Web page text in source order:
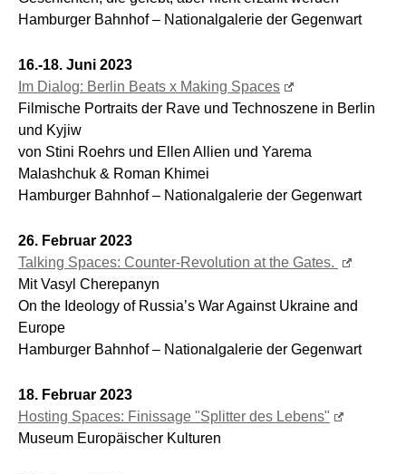
Hamburger Bahnhof – Nationalgalerie der Gegenwart
16.-18. Juni 2023
Im Dialog: Berlin Beats x Making Spaces
Filmische Portraits der Rave und Technoszene in Berlin
und Kyjiw
von Stini Roehrs und Ellen Allien und Yarema
Malashchuk & Roman Khimei
Hamburger Bahnhof – Nationalgalerie der Gegenwart
26. Februar 2023
Talking Spaces: Counter-Revolution at the Gates.
Mit Vasyl Cherepanyn
On the Ideology of Russia’s War Against Ukraine and
Europe
Hamburger Bahnhof – Nationalgalerie der Gegenwart
18. Februar 2023
Hosting Spaces: Finissage "Splitter des Lebens"
Museum Europäischer Kulturen